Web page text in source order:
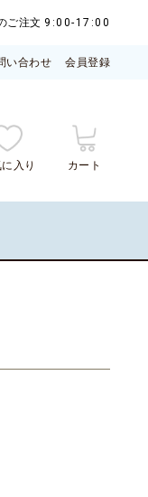
ご注文 9:00-17:00
い合わせ 会員登録
入り カート